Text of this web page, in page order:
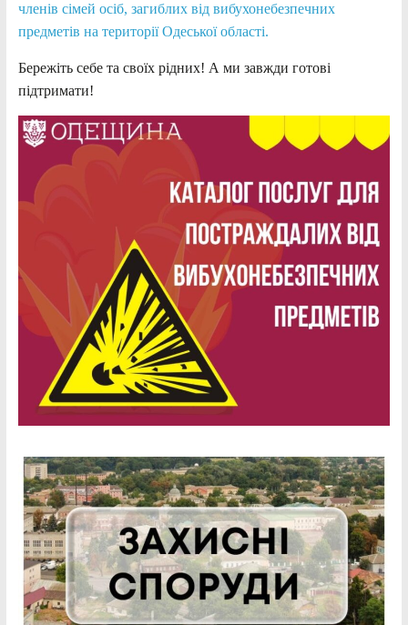
членів сімей осіб, загиблих від вибухонебезпечних
предметів на території Одеської області.
Бережіть себе та своїх рідних! А ми завжди готові
підтримати!